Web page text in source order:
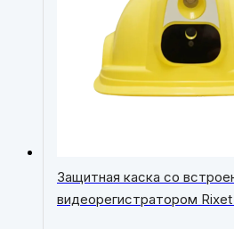
Защитная каска со
видеорегистратором